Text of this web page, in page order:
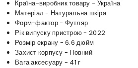
Країна-виробник товару - Україна
Матеріал - Натуральна шкіра
Форм-фактор - Футляр
Рік випуску пристрою - 2022
Розмір екрану - 6.6 дюйм
Захист корпусу - Повний
Вага аксесуару - 41 г